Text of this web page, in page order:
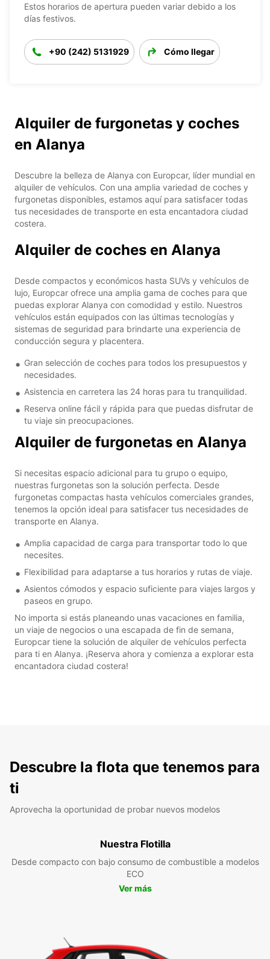
Estos horarios de apertura pueden variar debido a los
días festivos.
+90 (242) 5131929 Cómo llegar
Alquiler de furgonetas y coches
en Alanya
Descubre la belleza de Alanya con Europcar, líder mundial en
alquiler de vehículos. Con una amplia variedad de coches y
furgonetas disponibles, estamos aquí para satisfacer todas
tus necesidades de transporte en esta encantadora ciudad
costera.
Alquiler de coches en Alanya
Desde compactos y económicos hasta SUVs y vehículos de
lujo, Europcar ofrece una amplia gama de coches para que
puedas explorar Alanya con comodidad y estilo. Nuestros
vehículos están equipados con las últimas tecnologías y
sistemas de seguridad para brindarte una experiencia de
conducción segura y placentera.
Gran selección de coches para todos los presupuestos y
necesidades.
Asistencia en carretera las 24 horas para tu tranquilidad.
Reserva online fácil y rápida para que puedas disfrutar de
tu viaje sin preocupaciones.
Alquiler de furgonetas en Alanya
Si necesitas espacio adicional para tu grupo o equipo,
nuestras furgonetas son la solución perfecta. Desde
furgonetas compactas hasta vehículos comerciales grandes,
tenemos la opción ideal para satisfacer tus necesidades de
transporte en Alanya.
Amplia capacidad de carga para transportar todo lo que
necesites.
Flexibilidad para adaptarse a tus horarios y rutas de viaje.
Asientos cómodos y espacio suficiente para viajes largos y
paseos en grupo.
No importa si estás planeando unas vacaciones en familia,
un viaje de negocios o una escapada de fin de semana,
Europcar tiene la solución de alquiler de vehículos perfecta
para ti en Alanya. ¡Reserva ahora y comienza a explorar esta
encantadora ciudad costera!
Descubre la flota que tenemos para
ti
Aprovecha la oportunidad de probar nuevos modelos
Nuestra Flotilla
Desde compacto con bajo consumo de combustible a modelos
ECO
Ver más